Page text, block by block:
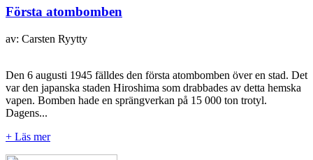
Första atombomben
av: Carsten Ryytty
Den 6 augusti 1945 fälldes den första atombomben över en stad. Det
var den japanska staden Hiroshima som drabbades av detta hemska
vapen. Bomben hade en sprängverkan på 15 000 ton trotyl.
Dagens...
+ Läs mer